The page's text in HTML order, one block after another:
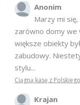
Anonim
Marzy mi
zarówno domy we
większe obiekty
zabudowy.
stylu...
Ciągną kasę z
Krajan